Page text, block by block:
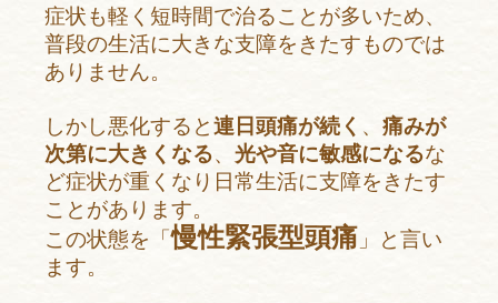
症状も軽く短時間で治ることが多いため、
普段の生活に大きな支障をきたすものでは
ありません。
しかし悪化すると連日頭痛が続く 、 痛みが
次第に大きくなる、 光や音に敏感になるな
ど症状が重くなり日常生活に支障をきたす
ことがあります。
この状態を「慢性緊張型頭痛 」と言い
ます。